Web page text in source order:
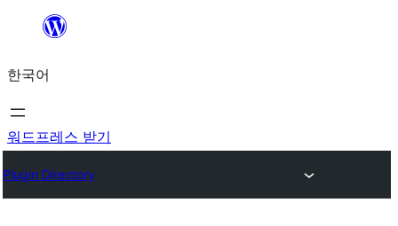
츠
로
바
가
한국어
워드프레스 받기
Plugin Directory